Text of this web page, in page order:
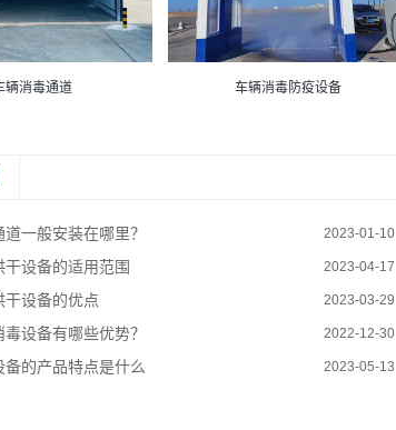
辆消毒通道 车辆消毒防疫设备
一般安装在哪里？ 2023-01-10
干设备的适用范围 2023-04-17
干设备的优点 2023-03-29
设备有哪些优势？ 2022-12-30
备的产品特点是什么 2023-05-13